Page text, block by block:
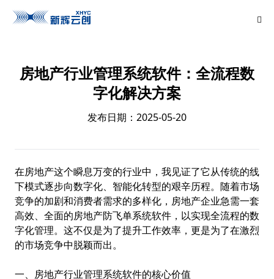
房地产行业管理系统软件：全流程数
字化解决方案
发布日期：2025-05-20
在房地产这个瞬息万变的行业中，我见证了它从传统的线
下模式逐步向数字化、智能化转型的艰辛历程。随着市场
竞争的加剧和消费者需求的多样化，房地产企业急需一套
高效、全面的房地产防飞单系统软件，以实现全流程的数
字化管理。这不仅是为了提升工作效率，更是为了在激烈
的市场竞争中脱颖而出。
一、房地产行业管理系统软件的核心价值